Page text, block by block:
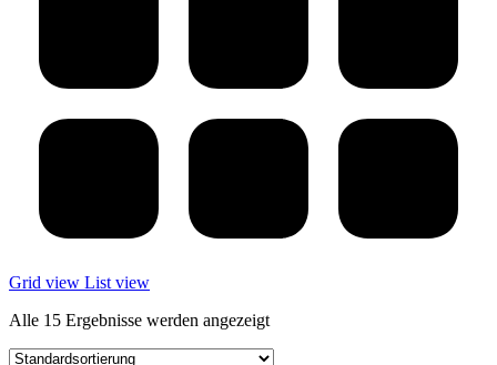
Grid view List view
Alle 15 Ergebnisse werden angezeigt